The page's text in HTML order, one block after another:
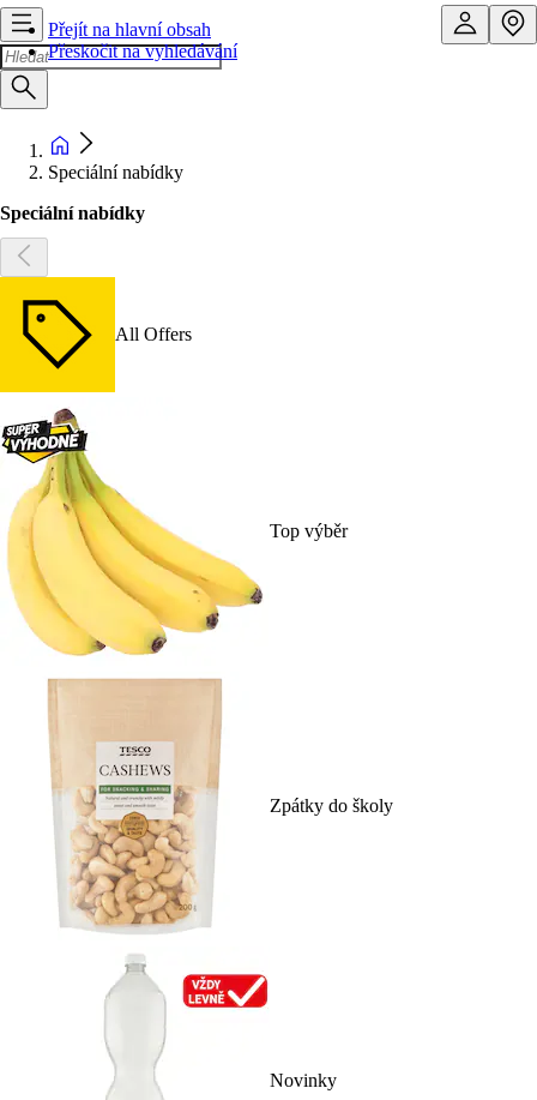
Přejít na hlavní obsah
Přeskočit na vyhledávání
Speciální nabídky
Speciální nabídky
All Offers
Top výběr
Zpátky do školy
Novinky